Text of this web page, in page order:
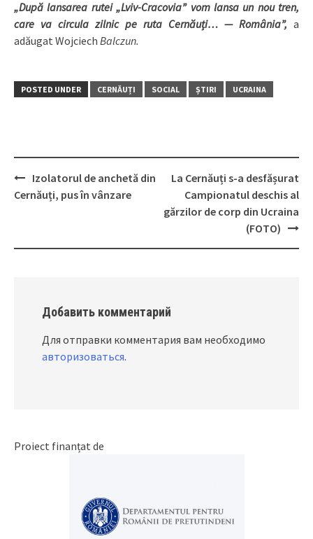
„După lansarea rutei „Lviv-Cracovia” vom lansa un nou tren,
care va circula zilnic pe ruta Cernăuți… — România”, a
adăugat Wojciech Balczun.
POSTED UNDER CERNĂUȚI SOCIAL ȘTIRI UCRAINA
Post
Izolatorul de anchetă din
Cernăuți, pus în vânzare
La Cernăuți s-a desfășurat
Campionatul deschis al
gărzilor de corp din Ucraina
(FOTO)
Добавить комментарий
Для отправки комментария вам необходимо
авторизоваться.
Proiect finanțat de